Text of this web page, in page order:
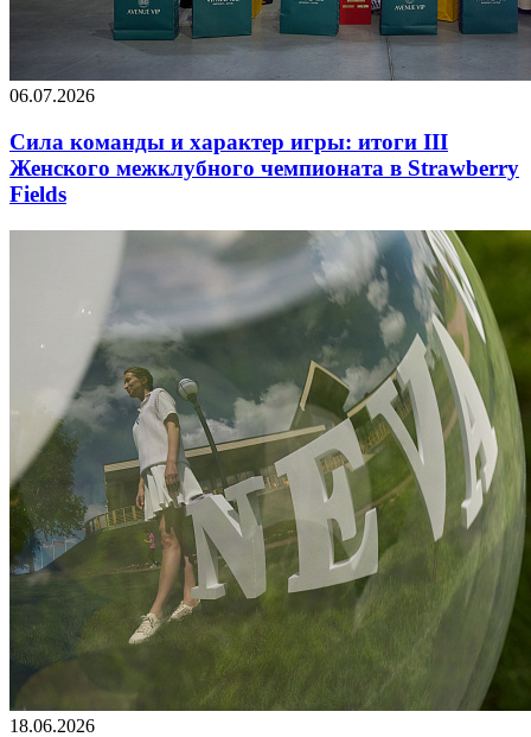
06.07.2026
Сила команды и характер игры: итоги III
Женского межклубного чемпионата в Strawberry
Fields
18.06.2026